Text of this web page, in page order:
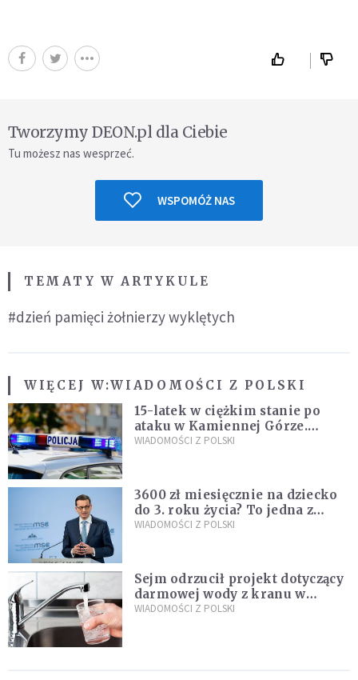
Tworzymy DEON.pl dla Ciebie
Tu możesz nas wesprzeć.
WSPOMÓŻ NAS
TEMATY W ARTYKULE
#dzień pamięci żołnierzy wyklętych
WIĘCEJ W:WIADOMOŚCI Z POLSKI
15-latek w ciężkim stanie po
ataku w Kamiennej Górze.
Policja zatrzymała dwóch
WIADOMOŚCI Z POLSKI
3600 zł miesięcznie na dziecko
do 3. roku życia? To jedna z
propozycji programu "Rozwój
WIADOMOŚCI Z POLSKI
Sejm odrzucił projekt dotyczący
darmowej wody z kranu w
restauracjach
WIADOMOŚCI Z POLSKI